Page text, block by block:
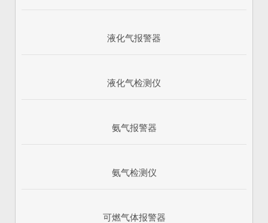
液化气报警器
液化气检测仪
氨气报警器
氨气检测仪
可燃气体报警器